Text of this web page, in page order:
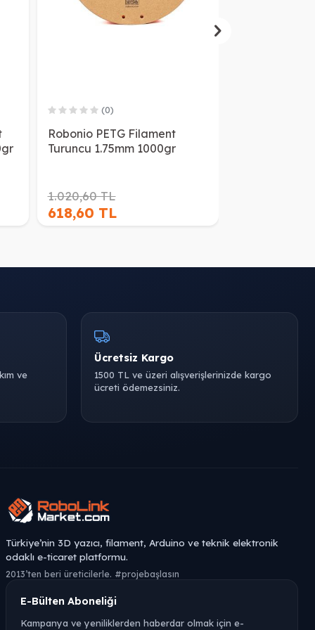
(0)
Robonio PETG Filament
Turuncu 1.75mm 1000gr
1.020,60 TL
618,60 TL
ve
Ücretsiz Kargo
1500 TL ve üzeri alışverişlerinizde kargo
ücreti ödemezsiniz.
Türkiye’nin 3D yazıcı, filament, Arduino ve teknik elektronik
odaklı e-ticaret platformu.
2013’ten beri üreticilerle. #projebaşlasın
E-Bülten Aboneliği
Kampanya ve yeniliklerden haberdar olmak için e-